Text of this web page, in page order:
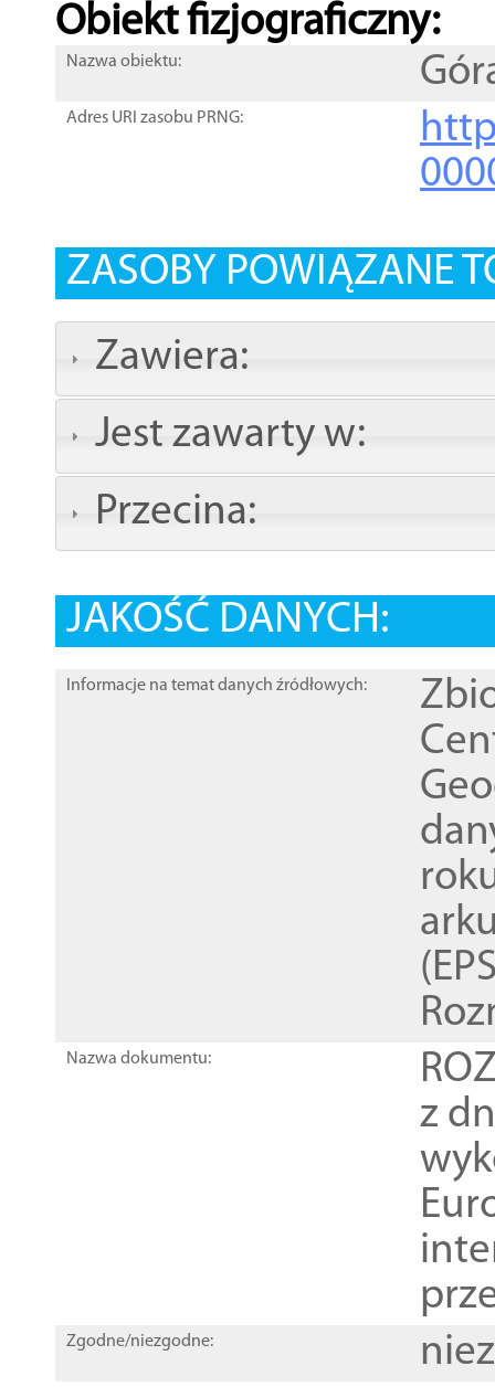
Obiekt fizjograficzny:
Nazwa obiektu:
Adres URI zasobu PRNG:
ZASOBY POWIĄZANE
Zawiera:
Jest zawarty w:
Przecina:
JAKOŚĆ DANYCH:
Informacje na temat danych źródłowych:
Nazwa dokumentu:
z
Zgodne/niezgodne: